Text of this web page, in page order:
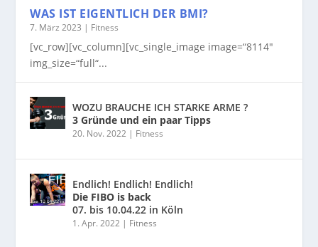
WAS IST EIGENTLICH DER BMI?
7. März 2023 | Fitness
[vc_row][vc_column][vc_single_image image=“8114″
img_size=“full“...
WOZU BRAUCHE ICH STARKE ARME ?
3 Gründe und ein paar Tipps
20. Nov. 2022 | Fitness
Endlich! Endlich! Endlich!
Die FIBO is back
07. bis 10.04.22 in Köln
1. Apr. 2022 | Fitness